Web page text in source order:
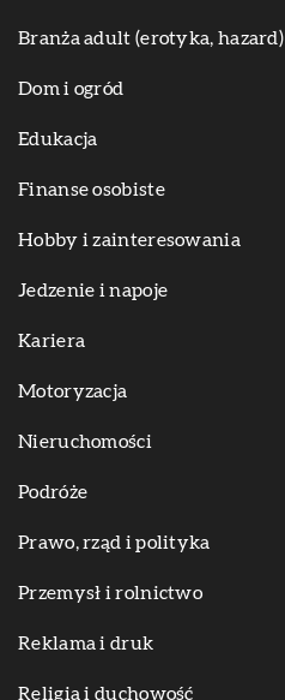
Branża adult (erotyka, hazard)
Dom i ogród
Edukacja
Finanse osobiste
Hobby i zainteresowania
Jedzenie i napoje
Kariera
Motoryzacja
Nieruchomości
Podróże
Prawo, rząd i polityka
Przemysł i rolnictwo
Reklama i druk
Religia i duchowość